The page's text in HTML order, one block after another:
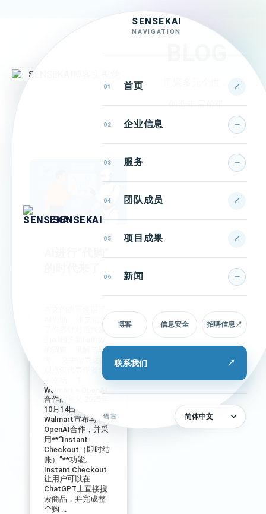
SENSEKAI
SENSEKAI
NAVIGATION
01 首页 ↗
02 企业信息
03 服务
04 团队成员 ↗
05 项目成果 ↗
06 新闻
博客 信息安全 招聘信息 ↗
联系我们 ↗
语言 简体中文
BLOG
创造丰富价值
AI协助。 本文记录
了作者针对感兴趣
的调查、见解与思
Walmart × OpenAI
合作的意义 2025年
10月14日，
Walmart宣布与
OpenAI合作，并采
用**“Instant
Checkout（即时结
账）”**功能。
Instant Checkout
让用户可以在
ChatGPT上直接搜
索商品，并完成整
个购 ...